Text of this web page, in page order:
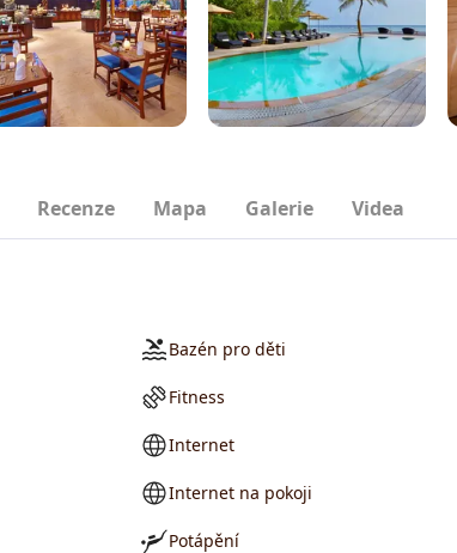
Recenze Mapa Galerie Videa
Bazén pro děti
Fitness
Internet
Internet na pokoji
Potápění